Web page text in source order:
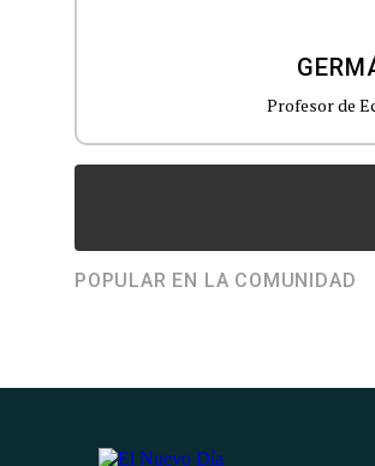
Profesor de
POPULAR EN LA COMUNIDAD